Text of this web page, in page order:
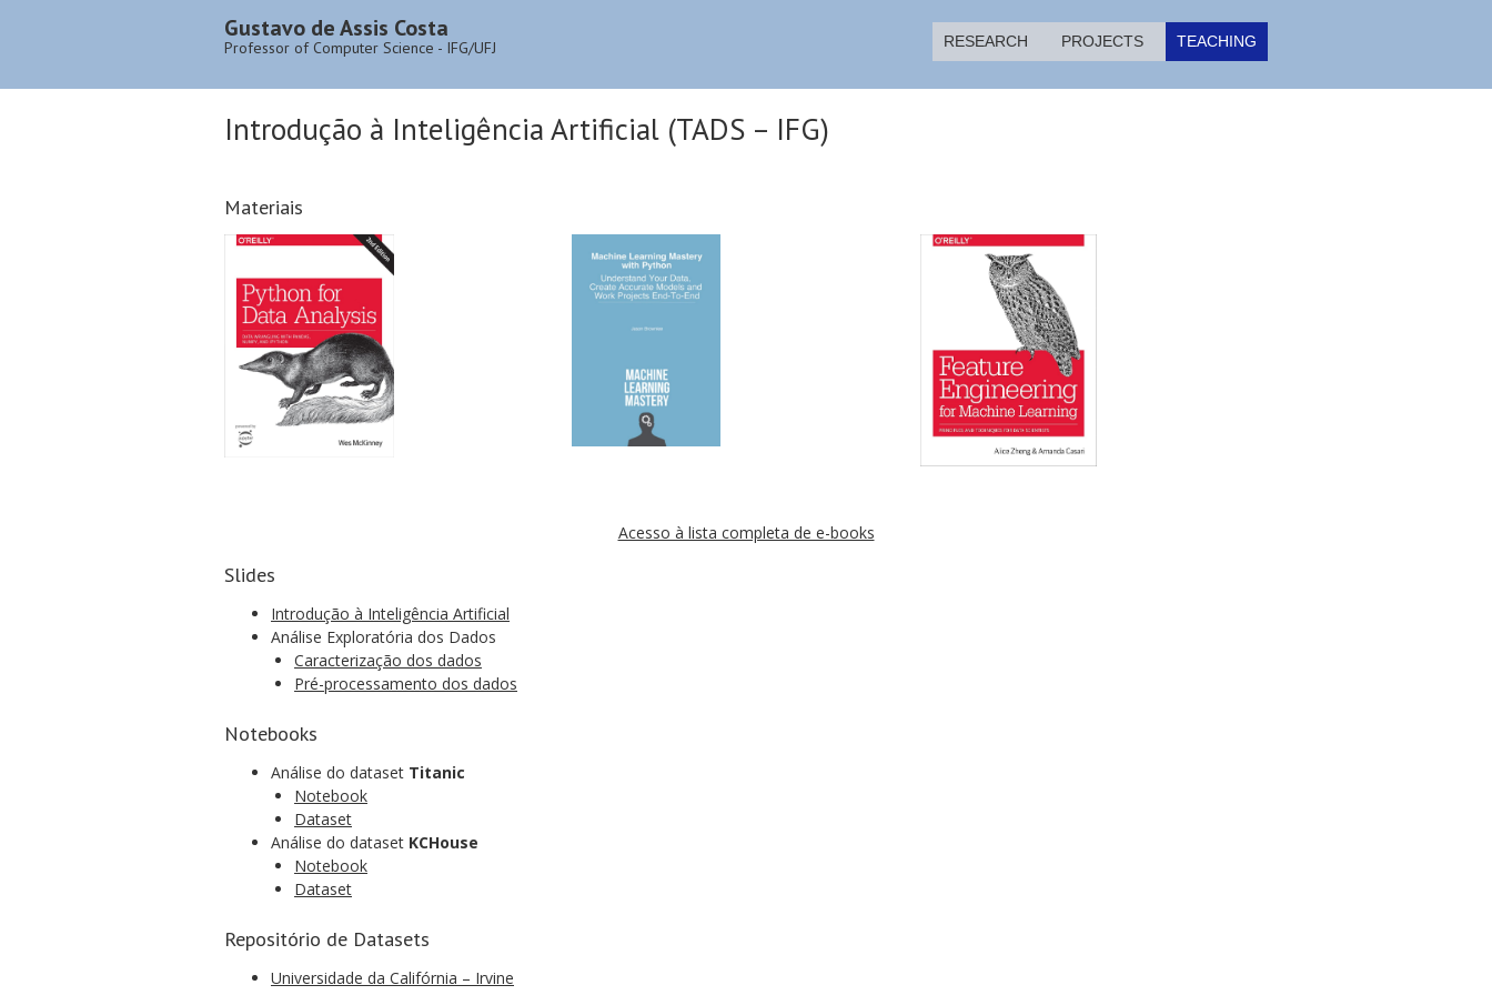
Gustavo de Assis Costa
Professor of Computer Science - IFG/UFJ RESEARCH PROJECTS TEACHING
Introdução à Inteligência Artificial (TADS – IFG)
Materiais
Acesso à lista completa de e-books
Slides
Introdução à Inteligência Artificial
Análise Exploratória dos Dados
Caracterização dos dados
Pré-processamento dos dados
Notebooks
Análise do dataset Titanic
Notebook
Dataset
Análise do dataset KCHouse
Notebook
Dataset
Repositório de Datasets
Universidade da Califórnia – Irvine